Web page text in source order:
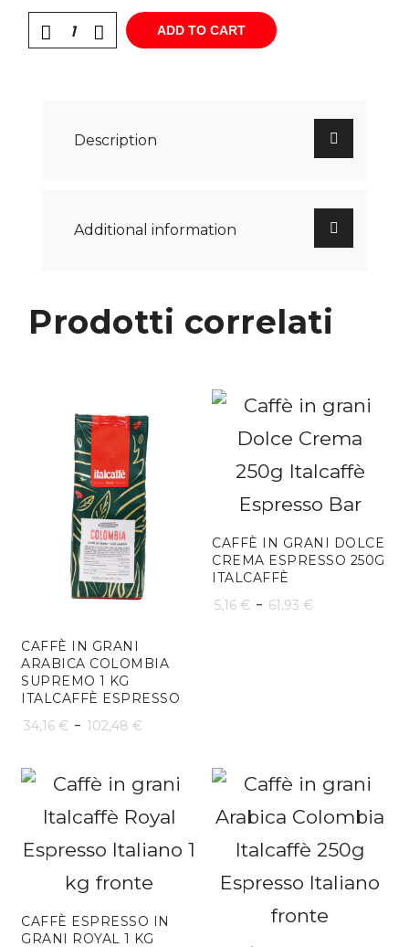
ADD TO CART
Description
Additional information
Prodotti correlati
CAFFÈ IN GRANI
ARABICA COLOMBIA
SUPREMO 1 KG
ITALCAFFÈ ESPRESSO
34,16 € - 102,48 €
prezzo:
da
34,16 €
a
102,48 €
CAFFÈ IN GRANI DOLCE
CREMA ESPRESSO 250G
ITALCAFFÈ
5,16 € - 61,93 €
61,93 €
CAFFÈ ESPRESSO IN
GRANI ROYAL 1 KG